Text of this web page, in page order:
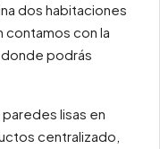
dos habitaciones
contamos con la
donde podrás
lisas en
centralizado,